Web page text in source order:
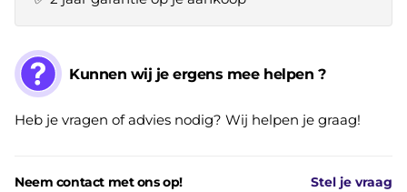
Kunnen wij je ergens mee helpen ?
Heb je vragen of advies nodig? Wij helpen je graag!
Neem contact met ons op! Stel je vraag